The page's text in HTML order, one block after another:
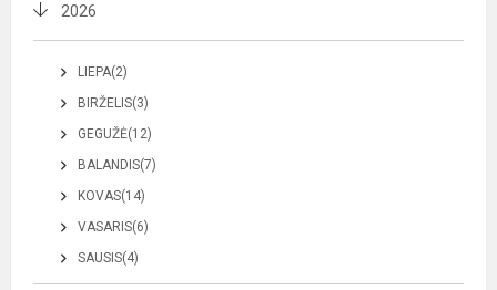
2026
LIEPA(2)
BIRŽELIS(3)
GEGUŽĖ(12)
BALANDIS(7)
KOVAS(14)
VASARIS(6)
SAUSIS(4)